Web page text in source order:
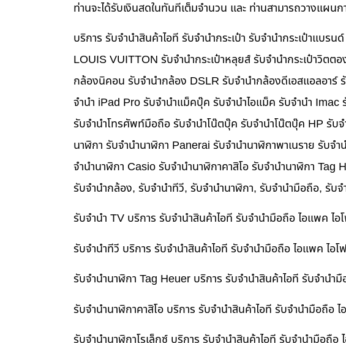
ท่านจะได้รับเงินสดในทันทีเต็มจำนวน และ ท่านสามารถวางแผน
บริการ รับจำนำสินค้าไอที รับจำนำกระเป๋า รับจำนำกระเป๋าแบร
LOUIS VUITTON รับจำนำกระเป๋าหลุยส์ รับจำนำกระเป๋าวิ
กล้องนิคอน รับจำนำกล้อง DSLR รับจำนำกล้องดีเอสแอลอาร์
จำนำ iPad Pro รับจำนำแม็คบุ๊ค รับจำนำไอแม็ค รับจำนำ
รับจำนำโทรศัพท์มือถือ รับจำนำโน๊ตบุ๊ค รับจำนำโน๊ตบุ๊ค HP รั
นาฬิกา รับจำนำนาฬิกา Panerai รับจำนำนาฬิกาพาเนราย รับจ
จำนำนาฬิกา Casio รับจำนำนาฬิกาคาสิโอ รับจำนำนาฬิกา
รับจำนำกล้อง, รับจำนำทีวี, รับจำนำนาฬิกา, รับจำนำมือถือ, รับ
รับจำนำ TV บริการ รับจำนำสินค้าไอที รับจำนำมือถือ ไอแพค ไ
รับจำนำทีวี บริการ รับจำนำสินค้าไอที รับจำนำมือถือ ไอแพค ไอ
รับจำนำนาฬิกา Tag Heuer บริการ รับจำนำสินค้าไอที รับจำน
รับจำนำนาฬิกาคาสิโอ บริการ รับจำนำสินค้าไอที รับจำนำมือถือ
รับจำนำนาฬิกาโรเล็กซ์ บริการ รับจำนำสินค้าไอที รับจำนำมือถื